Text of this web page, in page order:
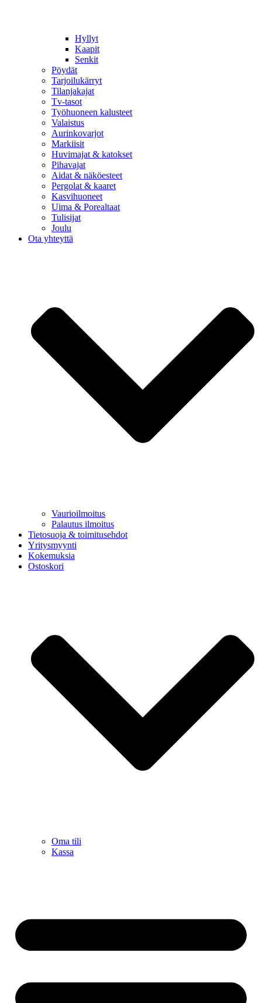
Hyllyt
Kaapit
Senkit
Pöydät
Tarjoilukärryt
Tilanjakajat
Tv-tasot
Työhuoneen kalusteet
Valaistus
Aurinkovarjot
Markiisit
Huvimajat & katokset
Pihavajat
Aidat & näköesteet
Pergolat & kaaret
Kasvihuoneet
Uima & Porealtaat
Tulisijat
Joulu
Ota yhteyttä
Vaurioilmoitus
Palautus ilmoitus
Tietosuoja & toimitusehdot
Yritysmyynti
Kokemuksia
Ostoskori
Oma tili
Kassa